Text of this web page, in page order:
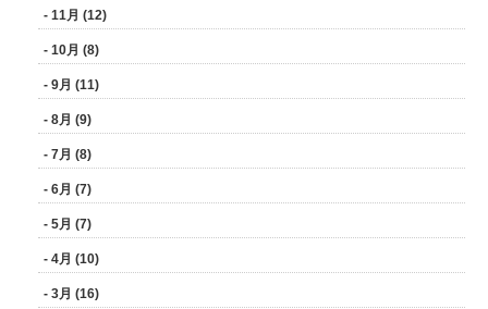
- 11月 (12)
- 10月 (8)
- 9月 (11)
- 8月 (9)
- 7月 (8)
- 6月 (7)
- 5月 (7)
- 4月 (10)
- 3月 (16)